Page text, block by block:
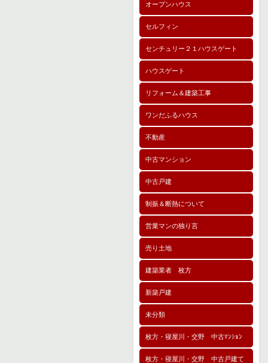
オープンハウス
セルフィン
センチュリー２１ハウスゲート
ハウスゲート
リフォーム＆建築工事
ワンだふるハウス
不動産
中古マンション
中古戸建
制振＆断熱について
営業マンの独り言
売り土地
建築業者 枚方
新築戸建
未分類
枚方・寝屋川・交野 中古ﾏﾝｼｮﾝ
枚方・寝屋川・交野 中古戸建て